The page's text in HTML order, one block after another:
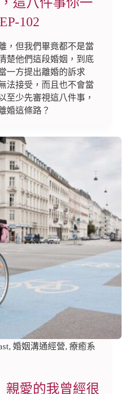
102
，但我們畢竟都不是當
楚他們這段婚姻，到底
一方提出離婚的訴求
法接受，而且也不會當
至少先審視這八件事，
婚這條路？
, 婚姻溝通經營, 療癒系
親愛的我曾經很